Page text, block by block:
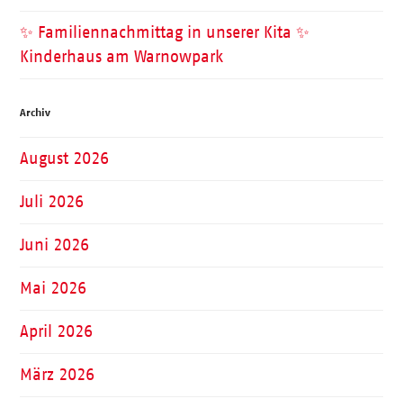
✨ Familiennachmittag in unserer Kita ✨
Kinderhaus am Warnowpark
Archiv
August 2026
Juli 2026
Juni 2026
Mai 2026
April 2026
März 2026